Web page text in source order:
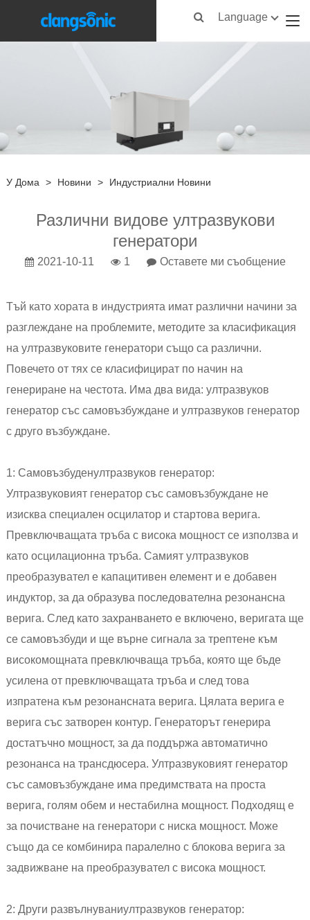
Language
У Дома > Новини > Индустриални Новини
Различни видове ултразвукови
генератори
2021-10-11 1 Оставете ми съобщение
Тъй като хората в индустрията имат различни начини за
разглеждане на проблемите, методите за класификация
на ултразвуковите генератори също са различни.
Повечето от тях се класифицират по начин на
генериране на честота. Има два вида: ултразвуков
генератор със самовъзбуждане и ултразвуков генератор
с друго възбуждане.
1: Самовъзбуденултразвуков генератор:
Ултразвуковият генератор със самовъзбуждане не
изисква специален осцилатор и стартова верига.
Превключващата тръба с висока мощност се използва и
като осцилационна тръба. Самият ултразвуков
преобразувател е капацитивен елемент и е добавен
индуктор, за да образува последователна резонансна
верига. След като захранването е включено, веригата ще
се самовъзбуди и ще върне сигнала за трептене към
високомощната превключваща тръба, която ще бъде
усилена от превключващата тръба и след това
изпратена към резонансната верига. Цялата верига е
верига със затворен контур. Генераторът генерира
достатъчно мощност, за да поддържа автоматично
резонанса на трансдюсера. Ултразвуковият генератор
със самовъзбуждане има предимствата на проста
верига, голям обем и нестабилна мощност. Подходящ е
за почистване на генератори с ниска мощност. Може
също да се комбинира паралелно с блокова верига за
задвижване на преобразувател с висока мощност.
2: Други развълнуваниултразвуков генератор: